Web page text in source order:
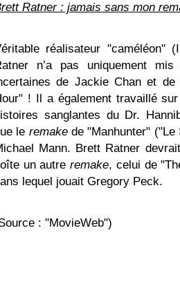
Ratner : jamais sans mon
réalisateur "caméléon"
n’a pas uniquement
de Jackie Chan et
! Il a également travaillé
sanglantes du Dr.
le remakede "Manhunter" ("Le
Mann. Brett Ratner
un autreremake, celui de
lequel jouait Gregory Peck.
: "MovieWeb")